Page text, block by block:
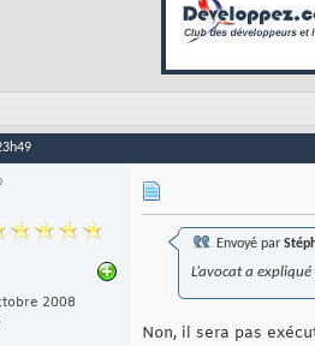
2008
Envoyé par
L’avocat a
Non, il sera pas